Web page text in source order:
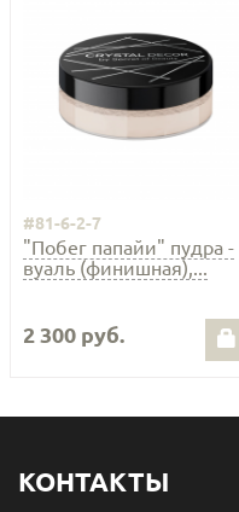
#81-6-2-7
"Побег папайи" пудра -
вуаль (финишная),...
2 300 руб.
КОНТАКТЫ